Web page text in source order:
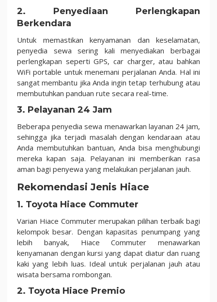
2. Penyediaan Perlengkapan
Berkendara
Untuk memastikan kenyamanan dan keselamatan,
penyedia sewa sering kali menyediakan berbagai
perlengkapan seperti GPS, car charger, atau bahkan
WiFi portable untuk menemani perjalanan Anda. Hal ini
sangat membantu jika Anda ingin tetap terhubung atau
membutuhkan panduan rute secara real-time.
3. Pelayanan 24 Jam
Beberapa penyedia sewa menawarkan layanan 24 jam,
sehingga jika terjadi masalah dengan kendaraan atau
Anda membutuhkan bantuan, Anda bisa menghubungi
mereka kapan saja. Pelayanan ini memberikan rasa
aman bagi penyewa yang melakukan perjalanan jauh.
Rekomendasi Jenis Hiace
1. Toyota Hiace Commuter
Varian Hiace Commuter merupakan pilihan terbaik bagi
kelompok besar. Dengan kapasitas penumpang yang
lebih banyak, Hiace Commuter menawarkan
kenyamanan dengan kursi yang dapat diatur dan ruang
kaki yang lebih luas. Ideal untuk perjalanan jauh atau
wisata bersama rombongan.
2. Toyota Hiace Premio